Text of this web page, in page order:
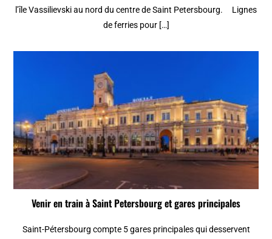
l’île Vassilievski au nord du centre de Saint Petersbourg. Lignes
de ferries pour […]
Venir en train à Saint Petersbourg et gares principales
Saint-Pétersbourg compte 5 gares principales qui desservent